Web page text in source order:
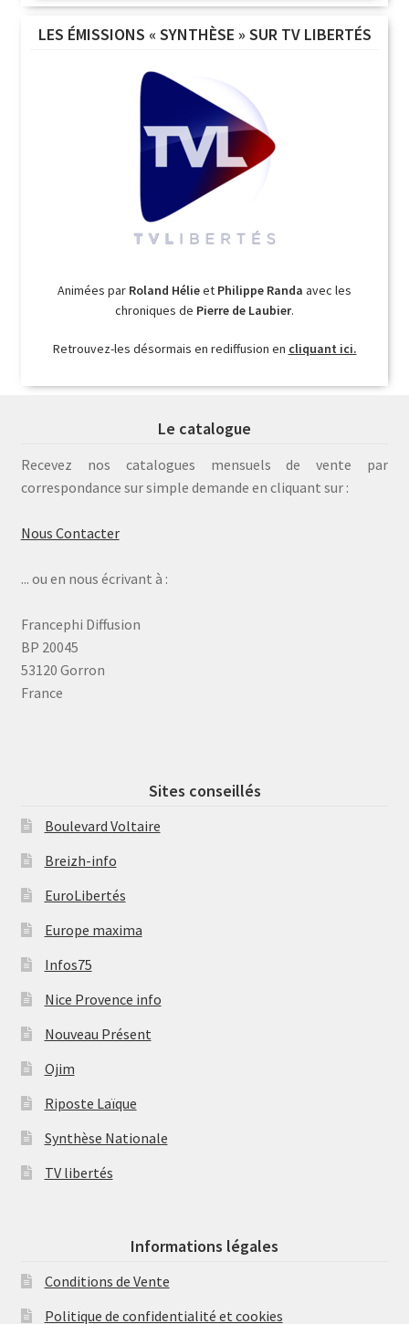
LES ÉMISSIONS « SYNTHÈSE » SUR TV LIBERTÉS
Animées par Roland Hélieet Philippe Randa avec les
chroniques de Pierre de Laubier.
Retrouvez-les désormais en rediffusion en cliquant ici.
Le catalogue
Recevez nos catalogues mensuels de vente par
correspondance sur simple demande en cliquant sur :
Nous Contacter
... ou en nous écrivant à :
Francephi Diffusion
BP 20045
53120 Gorron
France
Sites conseillés
Boulevard Voltaire
Breizh-info
EuroLibertés
Europe maxima
Infos75
Nice Provence info
Nouveau Présent
Ojim
Riposte Laïque
Synthèse Nationale
TV libertés
Informations légales
Conditions de Vente
Politique de confidentialité et cookies